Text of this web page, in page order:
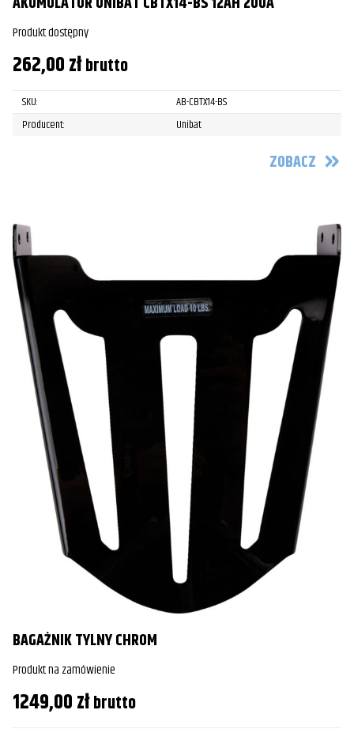
Produkt dostępny
262,00złbrutto
SKU:
AB-CBTX14-BS
Producent:
Unibat
ZOBACZ
BAGAŻNIK TYLNY CHROM
Produkt na zamówienie
1249,00złbrutto